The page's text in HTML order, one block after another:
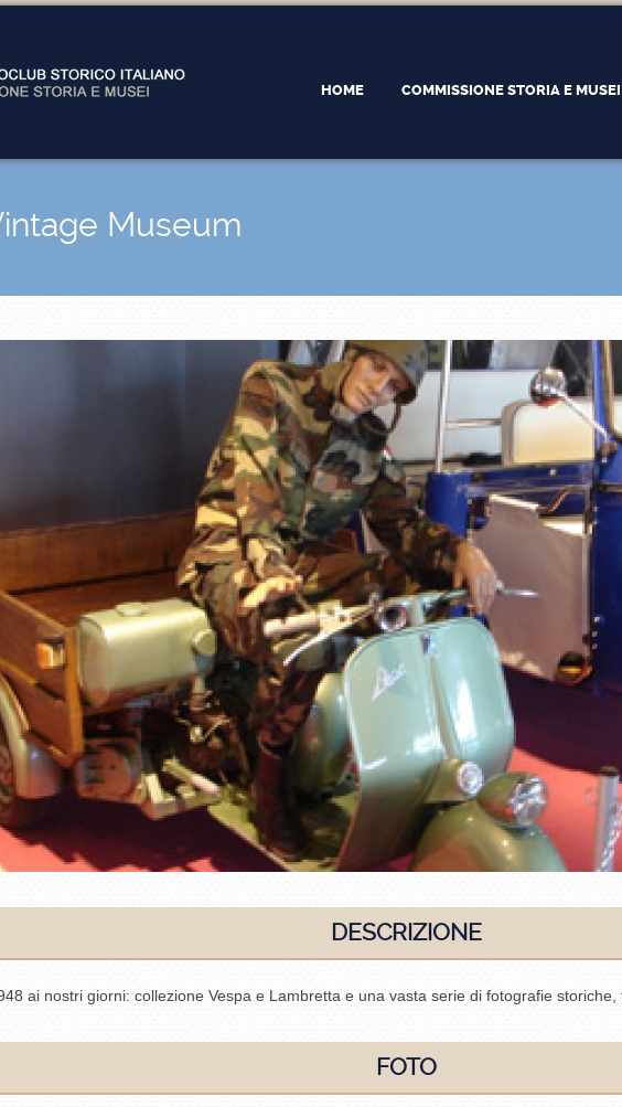
HOME COMMISSIONE STORIA E MUSEI
Museum
DESCRIZIONE
ai nostri giorni: collezione Vespa e Lambretta e una vasta serie di fotografie
FOTO